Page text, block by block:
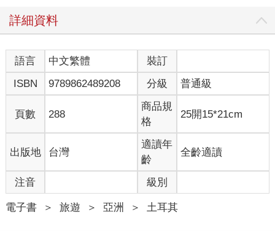
帶上媽媽和妹妹後，變成一場名副其實的四人家族旅遊。沒辦
為了迎接我們清晨五點半抵達的班機，塞爾前一晚睡在機場的長
椅上，見面時他的眼睛充滿血絲，可卻精神奕奕地帶著我們展開
這趟精采的旅程……
早晨七點半，我們搭著地鐵抵達伊斯坦堡舊城區，空氣十分清新
舒適，淡藍的天空還抹上一層冬天的灰。
一大早的舊城街道上，來往的人並不多，我們拖著大行李箱，穿
越一個寫著「烤魚三明治四點五里拉*」招牌的巷子，經過一家掛
詳細資料
語言 中文繁體
裝訂
ISBN
9789862489208 分級 普通級
頁數 288
商品規
格
25開15*21cm
出版地 台灣
適讀年
齡
全齡適讀
注音 級別
電子書 ＞ 旅遊 ＞ 亞洲 ＞ 土耳其